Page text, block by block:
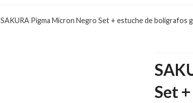
SAKURA Pigma Micron Negro Set + estuche de bolígrafos
Set